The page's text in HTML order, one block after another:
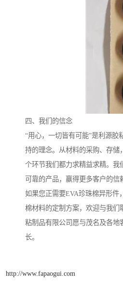
四、我们的信念
“用心，一切皆有可能”是利源胶
持的理念。从材料的采购、存储
个环节我们都力求精益求精。我
可靠的产品，赢得更多客户的信
如果您正需要EVA珍珠棉异形件
棉材料的定制方案，欢迎与我们
粘制品有限公司愿与茂名及各地
长。
http://www.fapaogui.com